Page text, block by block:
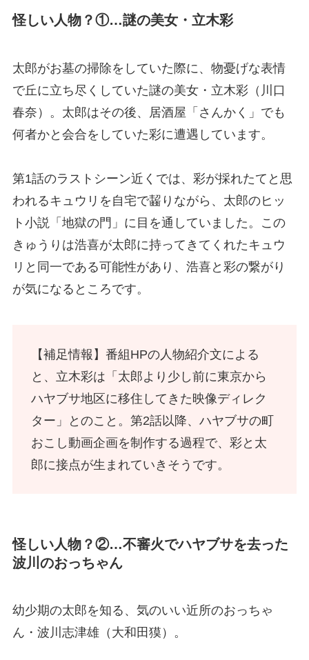
怪しい人物？①…謎の美女・立木彩
太郎がお墓の掃除をしていた際に、物憂げな表情
で丘に立ち尽くしていた謎の美女・立木彩（川口
春奈）。太郎はその後、居酒屋「さんかく」でも
何者かと会合をしていた彩に遭遇しています。
第1話のラストシーン近くでは、彩が採れたてと思
われるキュウリを自宅で齧りながら、太郎のヒッ
ト小説「地獄の門」に目を通していました。この
きゅうりは浩喜が太郎に持ってきてくれたキュウ
リと同一である可能性があり、浩喜と彩の繋がり
が気になるところです。
【補足情報】番組HPの人物紹介文による
と、立木彩は「太郎より少し前に東京から
ハヤブサ地区に移住してきた映像ディレク
ター」とのこと。第2話以降、ハヤブサの町
おこし動画企画を制作する過程で、彩と太
郎に接点が生まれていきそうです。
怪しい人物？②…不審火でハヤブサを去った
波川のおっちゃん
幼少期の太郎を知る、気のいい近所のおっちゃ
ん・波川志津雄（大和田獏）。